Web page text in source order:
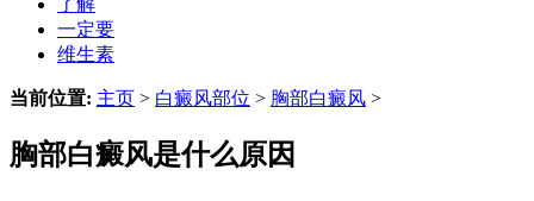
了解
一定要
维生素
当前位置: 主页 > 白癜风部位 > 胸部白癜风 >
胸部白癜风是什么原因